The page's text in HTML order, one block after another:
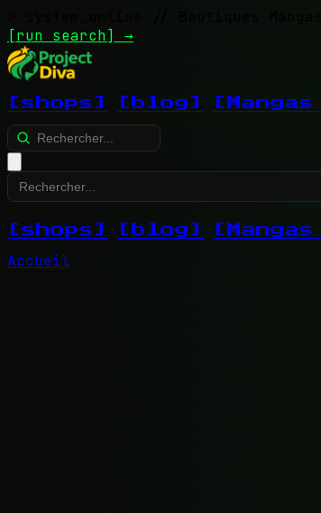
// Boutiques
[run search] →
[shops] [blog]
[shops] [blog]
Accueil